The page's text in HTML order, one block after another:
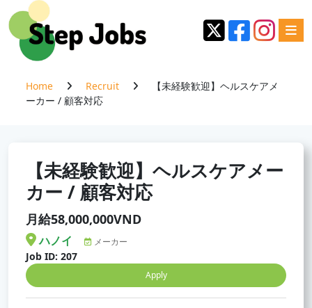
Home Recruit
【未経験歓迎】ヘルスケアメ
ーカー / 顧客対応
【未経験歓迎】ヘルスケアメー
カー / 顧客対応
月給58,000,000VND
ハノイ メーカー
Job ID: 207
Apply